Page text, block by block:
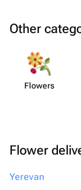
Other
Flowers
Flower
Yerevan